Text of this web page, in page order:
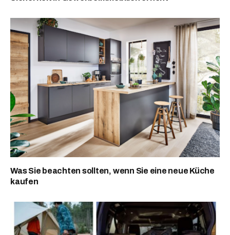
Was Sie beachten sollten, wenn Sie eine neue Küche
kaufen